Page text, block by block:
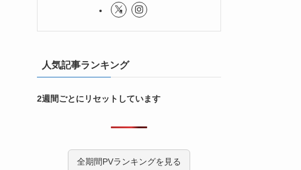
人気記事ランキング
2週間ごとにリセットしています
全期間PVランキングを見る